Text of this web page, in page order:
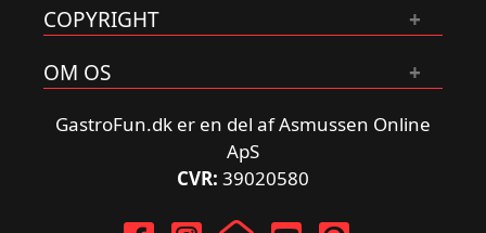
COPYRIGHT
OM OS
GastroFun.dk er en del af Asmussen Online
ApS
CVR: 39020580